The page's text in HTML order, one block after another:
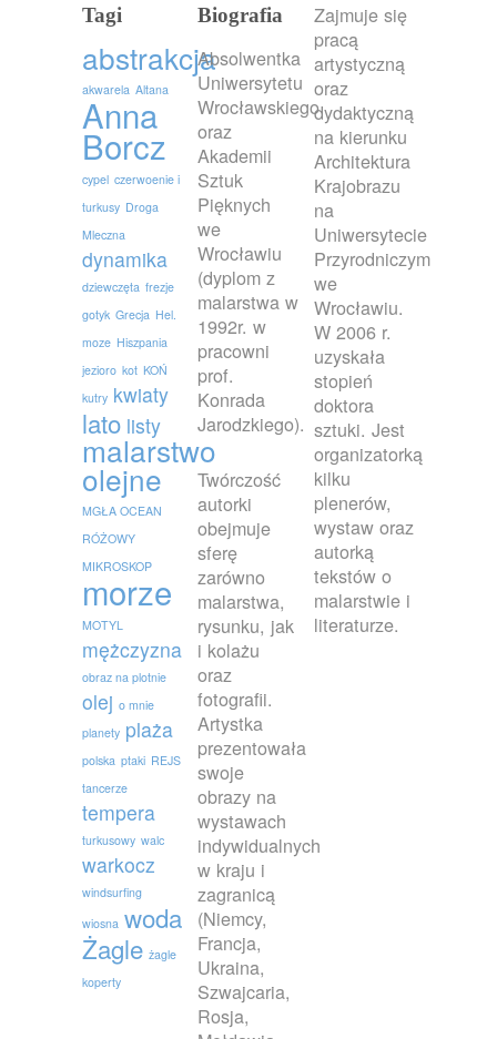
Tagi
abstrakcja
akwarela Altana
Anna
Borcz
cypel czerwoenie i
turkusy Droga
Mleczna
dynamika
dziewczęta frezje
gotyk Grecja Hel.
moze Hiszpania
jezioro kot KOŃ
kutry kwiaty
lato listy
malarstwo
olejne
MGŁA OCEAN
RÓŻOWY
MIKROSKOP
morze
MOTYL
mężczyzna
obraz na plotnie
olej o mnie
planety plaża
polska ptaki REJS
tancerze
tempera
turkusowy walc
warkocz
windsurfing
wiosna woda
Żagle żagle
koperty
Biografia
Absolwentka
Uniwersytetu
Wrocławskiego
oraz
Akademii
Sztuk
Pięknych
we
Wrocławiu
(dyplom z
malarstwa w
1992r. w
pracowni
prof.
Konrada
Jarodzkiego).
Twórczość
autorki
obejmuje
sferę
zarówno
malarstwa,
rysunku, jak
i kolażu
oraz
fotografii.
Artystka
prezentowała
swoje
obrazy na
wystawach
indywidualnych
w kraju i
zagranicą
(Niemcy,
Francja,
Ukraina,
Szwajcaria,
Rosja,
Zajmuje się
pracą
artystyczną
oraz
dydaktyczną
na kierunku
Architektura
Krajobrazu
na
Uniwersytecie
Przyrodniczym
we
Wrocławiu.
W 2006 r.
uzyskała
stopień
doktora
sztuki. Jest
organizatorką
kilku
plenerów,
wystaw oraz
autorką
tekstów o
malarstwie i
literaturze.